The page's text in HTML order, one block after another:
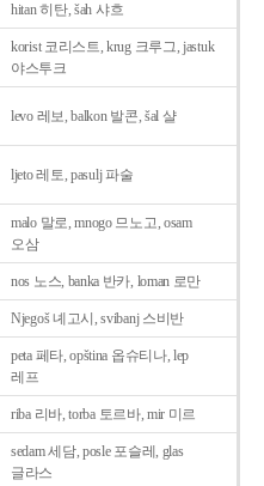
hitan 히탄, šah 샤흐
korist 코리스트, krug 크루그, jastuk
야스투크
levo 레보, balkon 발콘, šal 샬
ljeto 레토, pasulj 파술
malo 말로, mnogo 므노고, osam
오삼
nos 노스, banka 반카, loman 로만
Njegoš 녜고시, svibanj 스비반
peta 페타, opština 옵슈티나, lep
레프
riba 리바, torba 토르바, mir 미르
sedam 세담, posle 포슬레, glas
글라스